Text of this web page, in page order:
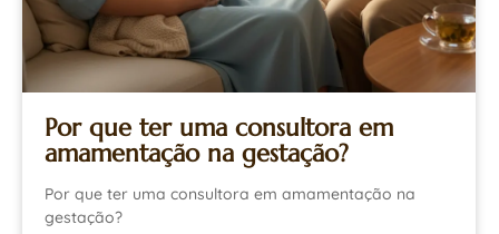
Por que ter uma consultora em
amamentação na gestação?
Por que ter uma consultora em amamentação na
gestação?